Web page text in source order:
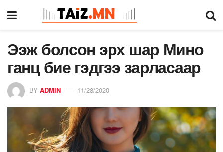
Ээж болсон эрх шар Мино
ганц бие гэдгээ зарласаар
BY ADMIN 11/28/2020